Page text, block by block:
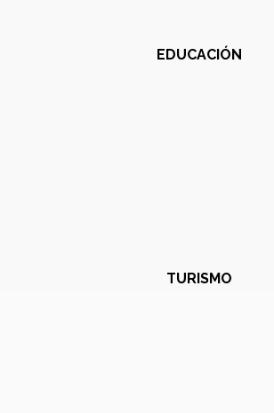
EDUCACIÓN
TURISMO